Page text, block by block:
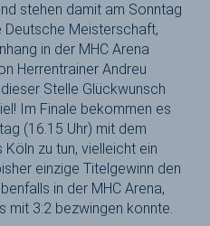
stehen damit am Sonntag
Deutsche Meisterschaft,
in der MHC Arena
Herrentrainer Andreu
Stelle Glückwunsch
Im Finale bekommen es
(16.15 Uhr) mit dem
zu tun, vielleicht ein
einzige Titelgewinn den
in der MHC Arena,
mit 3:2 bezwingen konnte.